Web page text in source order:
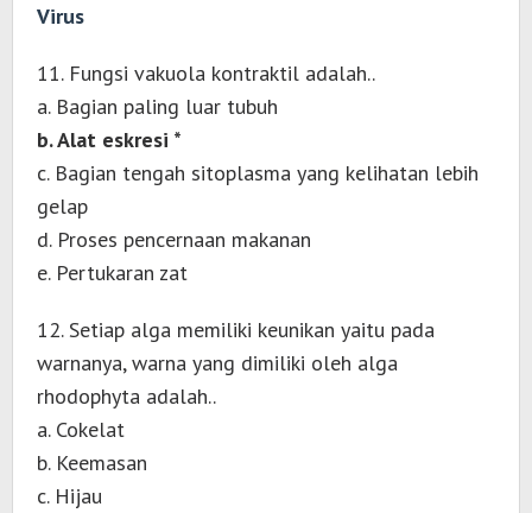
Virus
11. Fungsi vakuola kontraktil adalah..
a. Bagian paling luar tubuh
b. Alat eskresi *
c. Bagian tengah sitoplasma yang kelihatan lebih
gelap
d. Proses pencernaan makanan
e. Pertukaran zat
12. Setiap alga memiliki keunikan yaitu pada
warnanya, warna yang dimiliki oleh alga
rhodophyta adalah..
a. Cokelat
b. Keemasan
c. Hijau